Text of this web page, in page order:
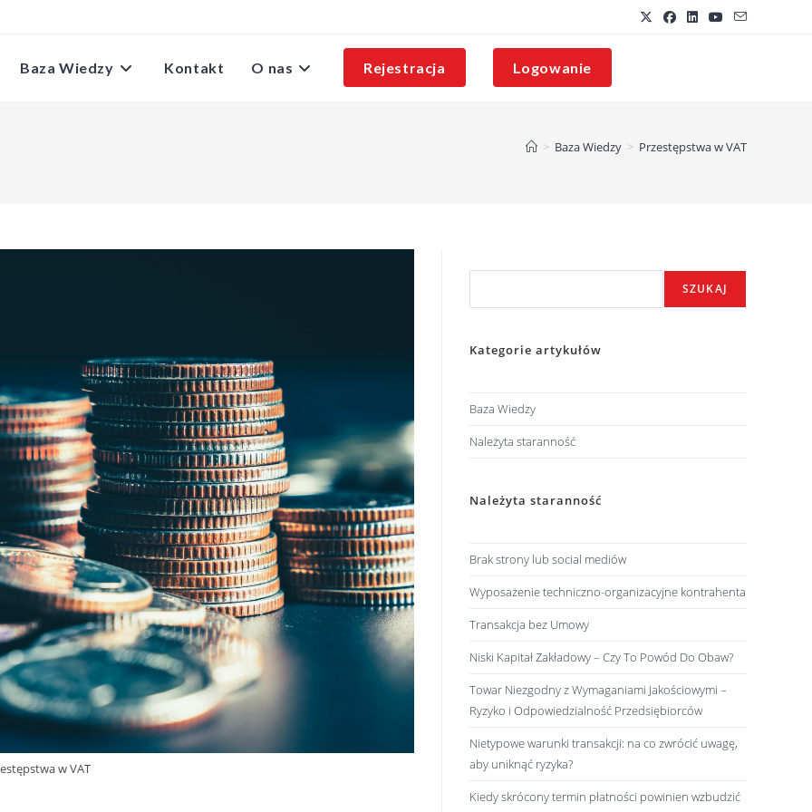
Baza Wiedzy Kontakt O nas Rejestracja Logowanie
> Baza Wiedzy > Przestępstwa w VAT
w VAT
SZUKAJ
Kategorie artykułów
Baza Wiedzy
Należyta staranność
Należyta staranność
Brak strony lub social mediów
Wyposażenie techniczno-organizacyjne kontrahenta
Transakcja bez Umowy
Niski Kapitał Zakładowy – Czy To Powód Do Obaw?
Towar Niezgodny z Wymaganiami Jakościowymi –
Ryzyko i Odpowiedzialność Przedsiębiorców
Nietypowe warunki transakcji: na co zwrócić uwagę,
aby uniknąć ryzyka?
Kiedy skrócony termin płatności powinien wzbudzić